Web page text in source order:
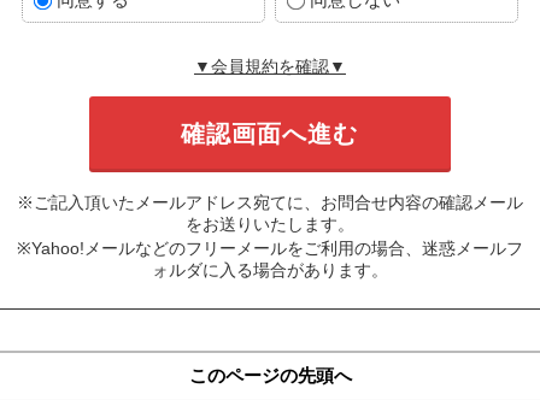
▼会員規約を確認▼
※ご記入頂いたメールアドレス宛てに、お問合せ内容の確認メール
をお送りいたします。
※Yahoo!メールなどのフリーメールをご利用の場合、迷惑メールフ
ォルダに入る場合があります。
このページの先頭へ